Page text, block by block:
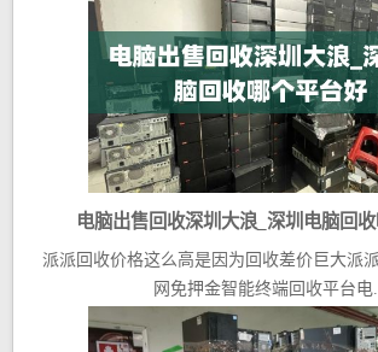
电脑出售回收深圳大浪_深圳电脑回
派派回收价格这么高是因为回收差价巨大派
网免押金智能终端回收平台电